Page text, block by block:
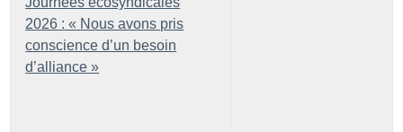
2026 : « Nous avons pris
conscience d’un besoin
d’alliance »